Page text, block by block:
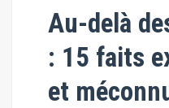
Au-delà
: 15 faits
et